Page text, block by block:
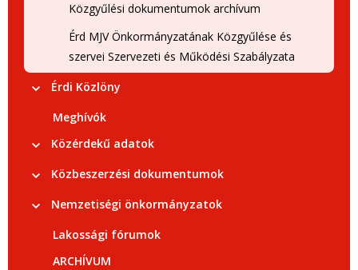
Közgyűlési dokumentumok archívum
Érd MJV Önkormányzatának Közgyűlése és
szervei Szervezeti és Működési Szabályzata
Érdi Közlöny
Meghívók
Közérdekű adatok
Közbeszerzési dokumentumok
Nemzetiségi önkormányzatok
Lakossági fórumok
ARCHÍVUM